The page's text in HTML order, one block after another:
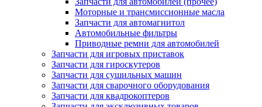
Моторные и трансмиссионные масла
Запчасти для автомагнитол
Автомобильные фильтры
Приводные ремни для автомобилей
Запчасти для игровых приставок
Запчасти для гироскутеров
Запчасти для сушильных машин
Запчасти для сварочного оборудования
Запчасти для квадрокоптеров